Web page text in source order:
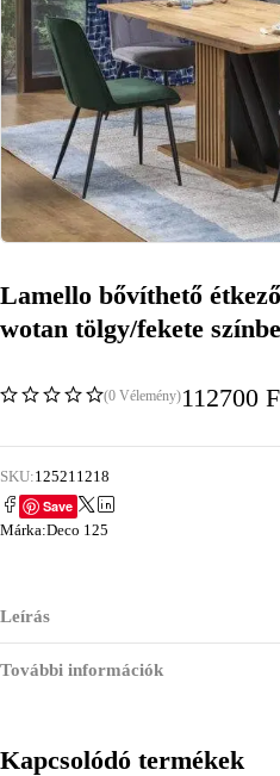
Lamello bővíthető
wotan tölgy/fekete
(0 Vélemény)112700
SKU:125211218
Save
Márka:Deco 125
Leírás
További információk
Kapcsolódó termékek